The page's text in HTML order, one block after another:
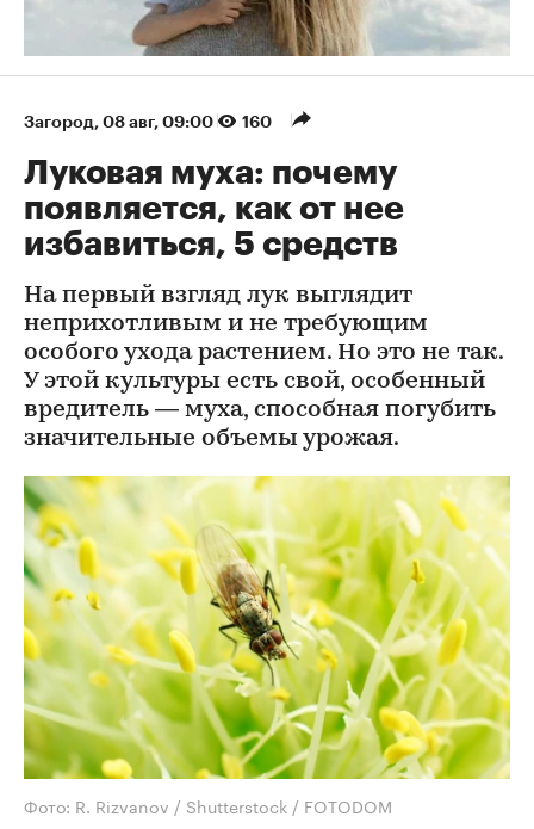
Загород 08 авг, 09:00 160
Луковая муха: почему
появляется, как от нее
избавиться, 5 средств
На первый взгляд лук выглядит
неприхотливым и не требующим
особого ухода растением. Но это не так.
У этой культуры есть свой, особенный
вредитель — муха, способная погубить
значительные объемы урожая.
Фото: R. Rizvanov / Shutterstock / FOTODOM